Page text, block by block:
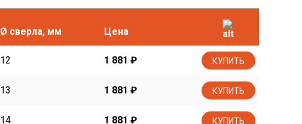
Ø сверла, мм Цена
12 1 881 ₽ КУПИТЬ
13 1 881 ₽ КУПИТЬ
14 1 881 ₽ КУПИТЬ